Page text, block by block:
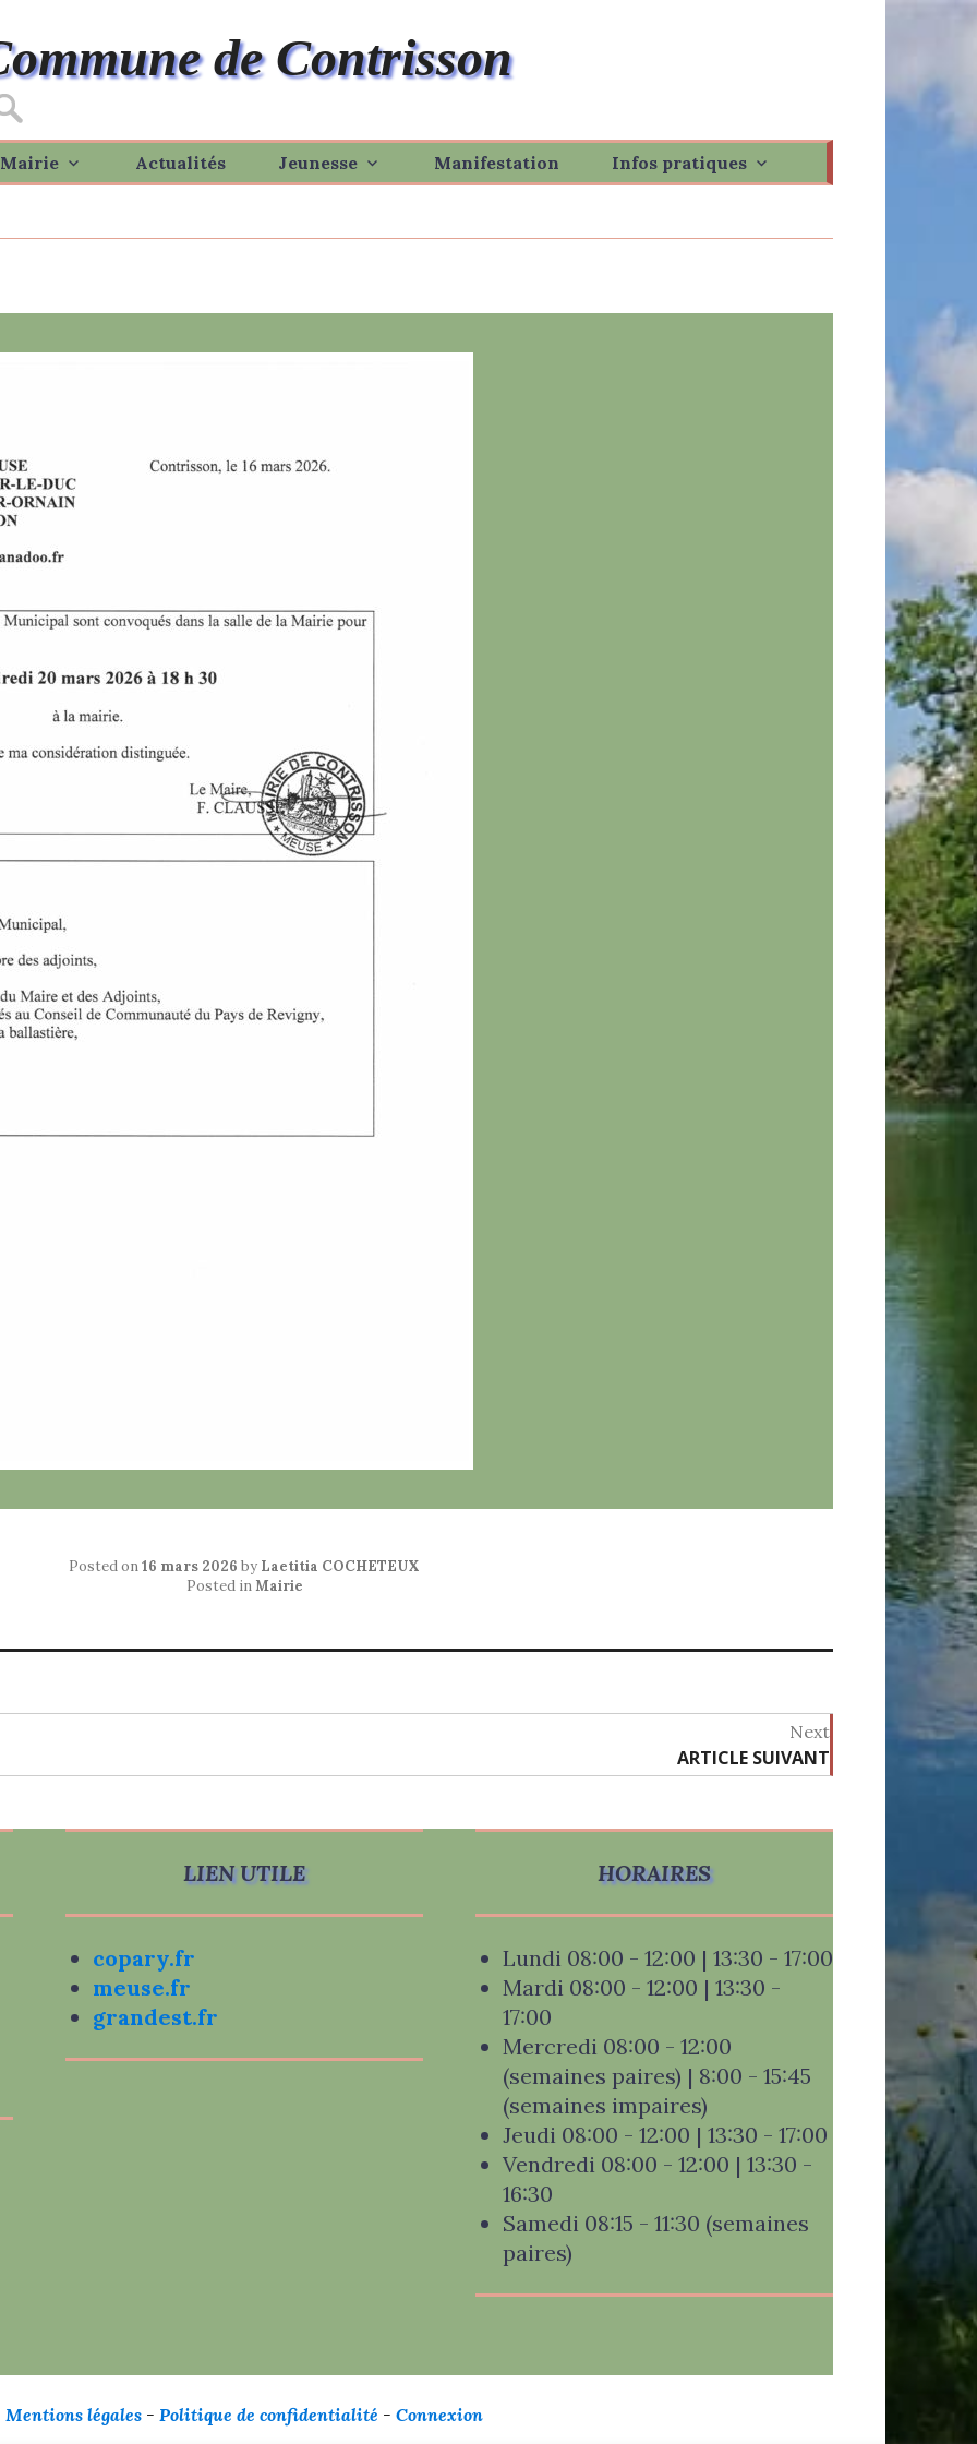
de Contrisson
Mairie Actualités Jeunesse Manifestation Infos pratiques
Posted on16 mars 2026 by Laetitia COCHETEUX
Posted inMairie
Next
post:
ARTICLE SUIVANT
LIEN UTILE
copary.fr
meuse.fr
grandest.fr
HORAIRES
Lundi 08:00 - 12:00 | 13:30 - 17:00
Mardi 08:00 - 12:00 | 13:30 -
17:00
Mercredi 08:00 - 12:00
(semaines paires) | 8:00 - 15:45
(semaines impaires)
Jeudi 08:00 - 12:00 | 13:30 - 17:00
Vendredi 08:00 - 12:00 | 13:30 -
16:30
Samedi 08:15 - 11:30 (semaines
paires)
Mentions légales - Politique de confidentialité - Connexion